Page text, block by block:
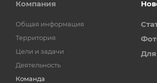
Компания
Общая информация
Территория
Цели и задачи
Деятельность
Команда